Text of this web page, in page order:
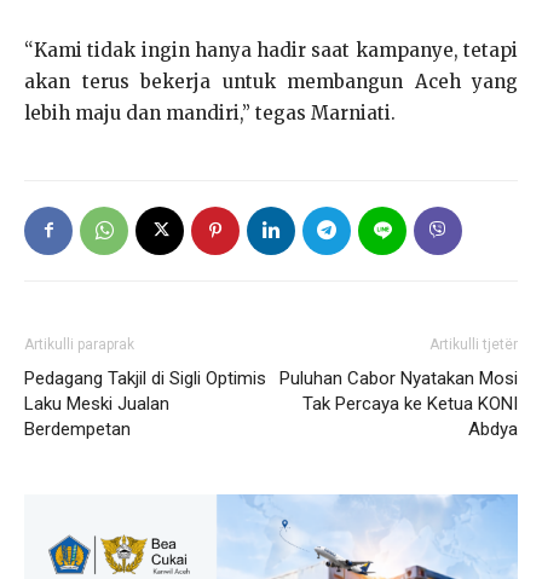
“Kami tidak ingin hanya hadir saat kampanye, tetapi
akan terus bekerja untuk membangun Aceh yang
lebih maju dan mandiri,” tegas Marniati.
Artikulli paraprak
Pedagang Takjil di Sigli Optimis
Laku Meski Jualan
Berdempetan
Artikulli tjetër
Puluhan Cabor Nyatakan Mosi
Tak Percaya ke Ketua KONI
Abdya